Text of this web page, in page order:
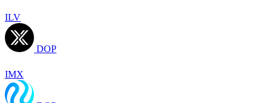
ILV
DOP
IMX